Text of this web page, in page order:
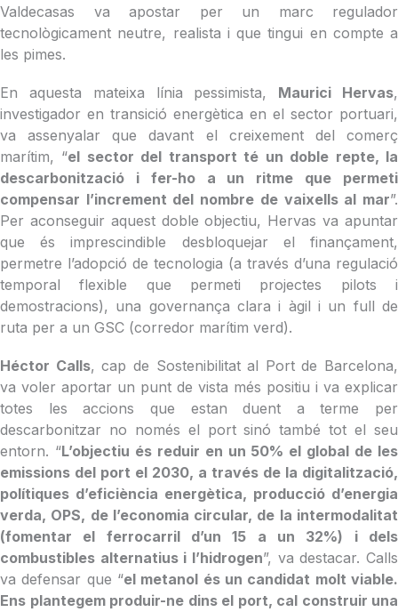
Valdecasas va apostar per un marc regulador
tecnològicament neutre, realista i que tingui en compte a
les pimes.
En aquesta mateixa línia pessimista, Maurici Hervas,
investigador en transició energètica en el sector portuari,
va assenyalar que davant el creixement del comerç
marítim, “el sector del transport té un doble repte, la
descarbonització i fer-ho a un ritme que permeti
compensar l’increment del nombre de vaixells al mar”.
Per aconseguir aquest doble objectiu, Hervas va apuntar
que és imprescindible desbloquejar el finançament,
permetre l’adopció de tecnologia (a través d’una regulació
temporal flexible que permeti projectes pilots i
demostracions), una governança clara i àgil i un full de
ruta per a un GSC (corredor marítim verd).
Héctor Calls, cap de Sostenibilitat al Port de Barcelona,
va voler aportar un punt de vista més positiu i va explicar
totes les accions que estan duent a terme per
descarbonitzar no només el port sinó també tot el seu
entorn. “L’objectiu és reduir en un 50% el global de les
emissions del port el 2030, a través de la digitalització,
polítiques d’eficiència energètica, producció d’energia
verda, OPS, de l’economia circular, de la intermodalitat
(fomentar el ferrocarril d’un 15 a un 32%) i dels
combustibles alternatius i l’hidrogen”, va destacar. Calls
va defensar que “el metanol és un candidat molt viable.
Ens plantegem produir-ne dins el port, cal construir una